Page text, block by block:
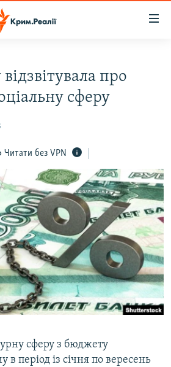
про
сферу
Читати без VPN
сферу з бюджету
в період із січня по вересень